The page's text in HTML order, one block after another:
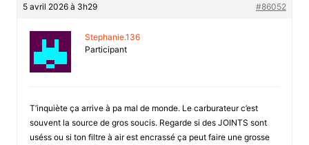
5 avril 2026 à 3h29 #86052
Stephanie.136
Participant
T’inquiète ça arrive à pa mal de monde. Le carburateur c’est
souvent la source de gros soucis. Regarde si des JOINTS sont
uséss ou si ton filtre à air est encrassé ça peut faire une grosse